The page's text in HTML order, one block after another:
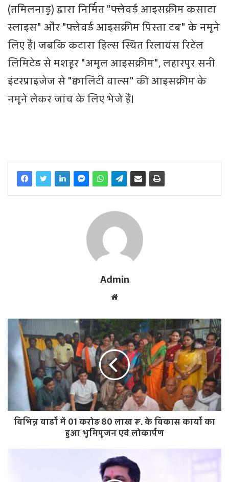
(तमिलनाडु) द्वारा निर्मित "फ्लेवर्ड आइसक्रीम कसाटा
स्लाइस" और "फ्लेवर्ड आइसक्रीम पिस्ता टब" के नमूने
लिए हैं। जबकि कटारा हिल्स स्थित रिलायंस रिटेल
लिमिटेड से मशहूर "अमूल आइसक्रीम", लहारपुर सनी
इंटरप्राइजेज से "क्वालिटी वाल्स" की आइसक्रीम के
नमूने लेकर जांच के लिए भेजे हैं।
Admin
b
s
i
t
e
विभिन्न वार्डो में 01 करोड़ 80 लाख रू. के विकास कार्यो का
हुआ भूमिपूजन एवं लोकार्पण